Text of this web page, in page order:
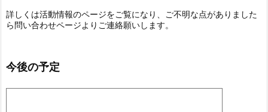
詳しくは活動情報のページをご覧になり、ご不明な点がありました
ら問い合わせページよりご連絡願いします。
今後の予定